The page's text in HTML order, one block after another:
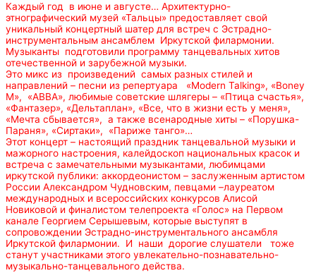
Каждый год в июне и августе… Архитектурно-
этнографический музей «Тальцы» предоставляет свой
уникальный концертный шатер для встреч с Эстрадно-
инструментальным ансамблем Иркутской филармонии.
Музыканты подготовили программу танцевальных хитов
отечественной и зарубежной музыки.
Это микс из произведений самых разных стилей и
направлений – песни из репертуара «Modern Talking», «Boney
M», «АВВА», любимые советские шлягеры – «Птица счастья»,
«Фантазер», «Дельтаплан», «Все, что в жизни есть у меня»,
«Мечта сбывается», а также всенародные хиты – «Порушка-
Параня», «Сиртаки», «Париже танго»…
Этот концерт – настоящий праздник танцевальной музыки и
мажорного настроения, калейдоскоп национальных красок и
встреча с замечательными музыкантами, любимцами
иркутской публики: аккордеонистом – заслуженным артистом
России Александром Чудновским, певцами –лауреатом
международных и всероссийских конкурсов Алисой
Новиковой и финалистом телепроекта «Голос» на Первом
канале Георгием Серышевым, которые выступят в
сопровождении Эстрадно-инструментального ансамбля
Иркутской филармонии. И наши дорогие слушатели тоже
станут участниками этого увлекательно-познавательно-
музыкально-танцевального действа.